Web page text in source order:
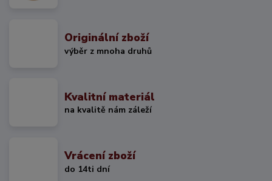
Originální zboží
výběr z mnoha druhů
Kvalitní materiál
na kvalitě nám záleží
Vrácení zboží
do 14ti dní